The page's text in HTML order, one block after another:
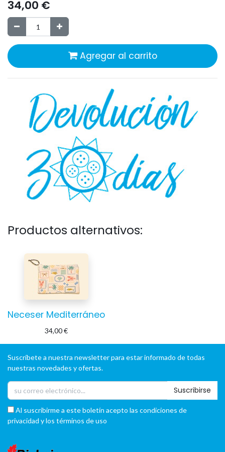
34,00 €
Agregar al carrito
Productos alternativos:
Neceser Mediterráneo
34,00€
Suscríbete a nuestra newsletter para estar informado de todas
nuestras novedades y ofertas.
Suscribirse
Al suscribirme a este boletín acepto las condiciones de
privacidad y los términos de uso